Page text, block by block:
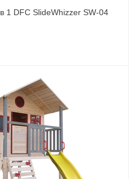
1 DFC SlideWhizzer SW-04